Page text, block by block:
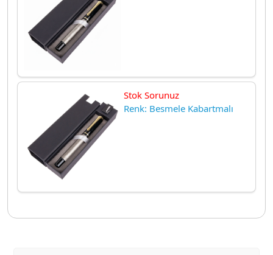
Stok Sorunuz
Renk: Besmele Kabartmalı